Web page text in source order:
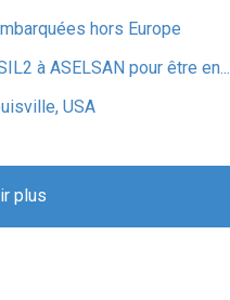
hors Europe
à ASELSAN pour être en...
USA
City en Mai 2022
(DMI)
plus